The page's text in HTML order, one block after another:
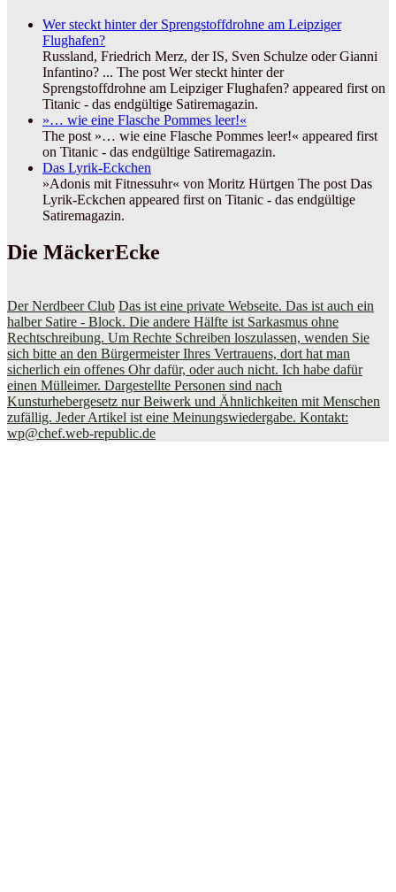
Wer steckt hinter der Sprengstoffdrohne am Leipziger
Flughafen?
Russland, Friedrich Merz, der IS, Sven Schulze oder Gianni
Infantino? ... The post Wer steckt hinter der
Sprengstoffdrohne am Leipziger Flughafen? appeared first on
Titanic - das endgültige Satiremagazin.
»… wie eine Flasche Pommes leer!«
The post »… wie eine Flasche Pommes leer!« appeared first
on Titanic - das endgültige Satiremagazin.
Das Lyrik-Eckchen
»Adonis mit Fitnessuhr« von Moritz Hürtgen The post Das
Lyrik-Eckchen appeared first on Titanic - das endgültige
Satiremagazin.
Die MäckerEcke
Der Nerdbeer Club Das ist eine private Webseite. Das ist auch ein
halber Satire - Block. Die andere Hälfte ist Sarkasmus ohne
Rechtschreibung. Um Rechte Schreiben loszulassen, wenden Sie
sich bitte an den Bürgermeister Ihres Vertrauens, dort hat man
sicherlich ein offenes Ohr dafür, oder auch nicht. Ich habe dafür
einen Mülleimer. Dargestellte Personen sind nach
Kunsturhebergesetz nur Beiwerk und Ähnlichkeiten mit Menschen
zufällig. Jeder Artikel ist eine Meinungswiedergabe. Kontakt:
wp@chef.web-republic.de